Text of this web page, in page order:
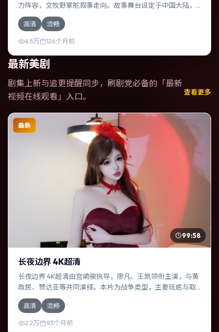
力阵容，文牧野掌舵叙事走向。故事舞台设定于中国大陆，
围绕一次意外选择展开连锁反应；配乐与色彩高度服务于主
题，结尾留白耐人寻味。
高清 流畅
4.5万 126个月前
最新美剧
剧集上新与追更提醒同步，刷剧党必备的「最新
视频在线观看 」入口。 查看更多
最新
99:58
长夜边界 4K超清
长夜边界 4K超清由宫崎骏执导，廖凡、王凯领衔主演，与黄
政民、赞达亚等共同演绎。本片为战争类型，主要班底与取
景来自韩国。失散多年的兄妹在边境小镇意外重逢。影片整
体气质冷峻，节奏紧凑，人物动机清晰，适合喜欢强情节与
细腻表演的观众。
高清 流畅
2.2万 93个月前